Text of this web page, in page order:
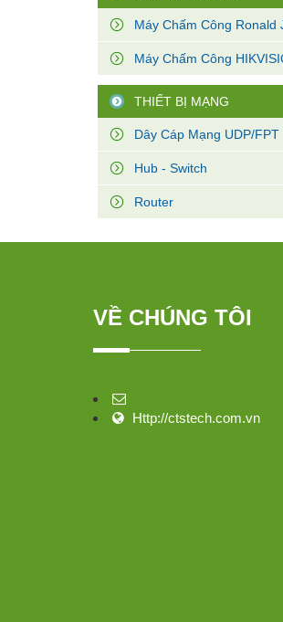
Máy Chấm Công Ronald
Máy Chấm Công
THIẾT BỊ MẠNG
Dây Cáp Mạng UDP/FPT
Hub - Switch
Router
VỀ CHÚNG TÔI
Http://ctstech.com.vn